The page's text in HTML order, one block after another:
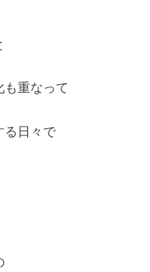
も重なって
る日々で